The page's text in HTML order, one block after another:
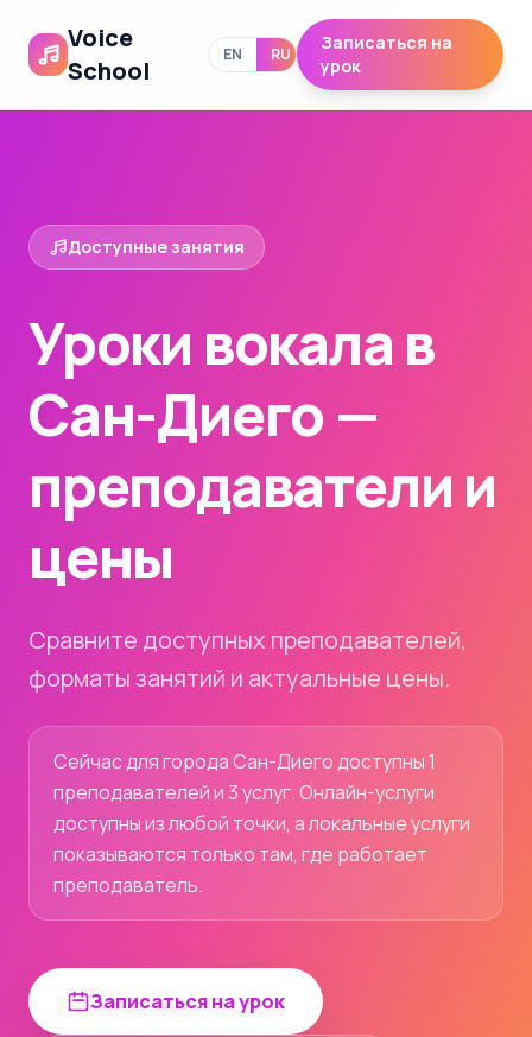
Voice
School
EN RU
Записаться на
урок
Доступные занятия
Уроки вокала в
Сан-Диего —
преподаватели и
цены
Сравните доступных преподавателей,
форматы занятий и актуальные цены.
Сейчас для города Сан-Диего доступны 1
преподавателей и 3 услуг. Онлайн-услуги
доступны из любой точки, а локальные услуги
показываются только там, где работает
преподаватель.
Записаться на урок